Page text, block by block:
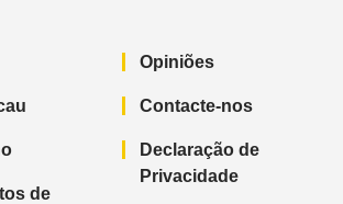
de
Opiniões
Contacte-nos
Declaração de
Privacidade